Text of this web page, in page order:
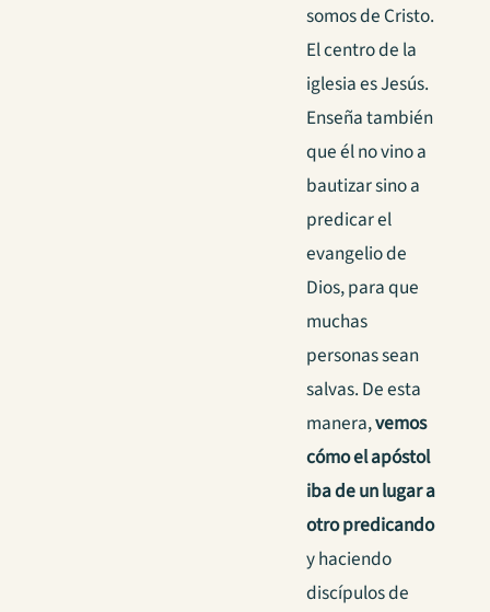
somos de Cristo.
El centro de la
iglesia es Jesús.
Enseña también
que él no vino a
bautizar sino a
predicar el
evangelio de
Dios, para que
muchas
personas sean
salvas. De esta
manera,vemos
cómo el apóstol
iba de un lugar a
otro predicando
y haciendo
discípulos de